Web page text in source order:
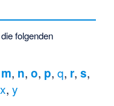
folgenden
m, n,o, p,q, r,s,
x,y